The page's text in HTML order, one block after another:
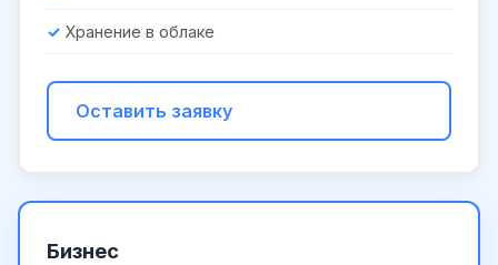
Хранение в облаке
Оставить заявку
Бизнес